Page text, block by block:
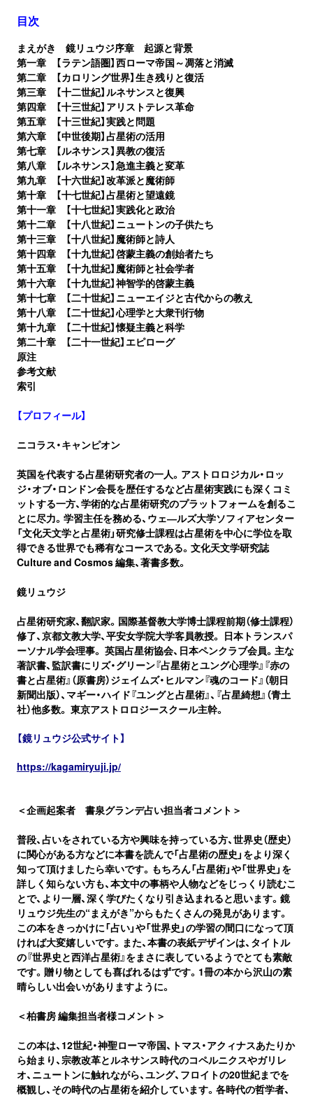
目次
まえがき 鏡リュウジ序章 起源と背景
第一章 【ラテン語圏】西ローマ帝国～凋落と消滅
第二章 【カロリング世界】生き残りと復活
第三章 【十二世紀】ルネサンスと復興
第四章 【十三世紀】アリストテレス革命
第五章 【十三世紀】実践と問題
第六章 【中世後期】占星術の活用
第七章 【ルネサンス】異教の復活
第八章 【ルネサンス】急進主義と変革
第九章 【十六世紀】改革派と魔術師
第十章 【十七世紀】占星術と望遠鏡
第十一章 【十七世紀】実践化と政治
第十二章 【十八世紀】ニュートンの子供たち
第十三章 【十八世紀】魔術師と詩人
第十四章 【十九世紀】啓蒙主義の創始者たち
第十五章 【十九世紀】魔術師と社会学者
第十六章 【十九世紀】神智学的啓蒙主義
第十七章 【二十世紀】ニューエイジと古代からの教え
第十八章 【二十世紀】心理学と大衆刊行物
第十九章 【二十世紀】懐疑主義と科学
第二十章 【二十一世紀】エピローグ
原注
参考文献
索引
【プロフィール】
ニコラス・キャンピオン
英国を代表する占星術研究者の一人。アストロロジカル・ロッ
ジ・オブ・ロンドン会長を歴任するなど占星術実践にも深くコミ
ットする一方、学術的な占星術研究のプラットフォームを創るこ
とに尽力。学習主任を務める、ウェ―ルズ大学ソフィアセンター
「文化天文学と占星術」研究修士課程は占星術を中心に学位を取
得できる世界でも稀有なコースである。文化天文学研究誌
Culture and Cosmos 編集、著書多数。
鏡リュウジ
占星術研究家、翻訳家。国際基督教大学博士課程前期（修士課程）
修了、京都文教大学、平安女学院大学客員教授。 日本トランスパ
ーソナル学会理事。 英国占星術協会、日本ペンクラブ会員。主な
著訳書、監訳書にリズ・グリーン『占星術とユング心理学』『赤の
書と占星術』（原書房）ジェイムズ・ヒルマン『魂のコード』（朝日
新聞出版）、マギー・ハイド『ユングと占星術』、『占星綺想』（青土
社）他多数。 東京アストロロジースクール主幹。
【鏡リュウジ公式サイト】
https://kagamiryuji.jp/
＜企画起案者 書泉グランデ占い担当者コメント＞
普段、占いをされている方や興味を持っている方、世界史（歴史）
に関心がある方などに本書を読んで「占星術の歴史」をより深く
知って頂けましたら幸いです。もちろん「占星術」や「世界史」を
詳しく知らない方も、本文中の事柄や人物などをじっくり読むこ
とで、より一層、深く学びたくなり引き込まれると思います。鏡
リュウジ先生の“まえがき”からもたくさんの発見があります。
この本をきっかけに「占い」や「世界史」の学習の間口になって頂
ければ大変嬉しいです。また、本書の表紙デザインは、タイトル
の『世界史と西洋占星術』をまさに表しているようでとても素敵
です。贈り物としても喜ばれるはずです。1冊の本から沢山の素
晴らしい出会いがありますように。
＜柏書房 編集担当者様コメント＞
この本は、12世紀・神聖ローマ帝国、トマス・アクィナスあたりか
ら始まり、宗教改革とルネサンス時代のコペルニクスやガリレ
オ、ニュートンに触れながら、ユング、フロイトの20世紀までを
概観し、その時代の占星術を紹介しています。各時代の哲学者、